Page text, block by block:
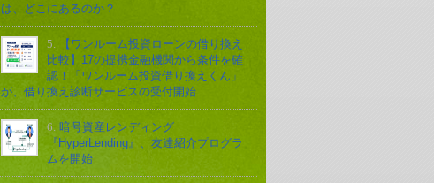
は、どこにあるのか？
5.
【ワンルーム投資ローンの借り換え
比較】17の提携金融機関から条件を確
認！「ワンルーム投資借り換えくん」
が、借り換え診断サービスの受付開始
6. 暗号資産レンディング
『HyperLending』、友達紹介プログラ
ムを開始